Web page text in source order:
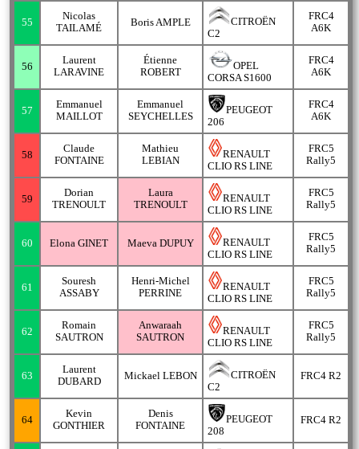
55
Nicolas
TAILAMÉ
Boris AMPLE
CITROËN
C2
FRC4
A6K
56
Laurent
LARAVINE
Étienne
ROBERT
OPEL
CORSA S1600
FRC4
A6K
57
Emmanuel
MAILLOT
Emmanuel
SEYCHELLES
PEUGEOT
206
FRC4
A6K
58
Claude
FONTAINE
Mathieu
LEBIAN
RENAULT
CLIO RS LINE
FRC5
Rally5
59
Dorian
TRENOULT
Laura
TRENOULT
RENAULT
CLIO RS LINE
FRC5
Rally5
60 Elona GINET Maeva DUPUY
RENAULT
CLIO RS LINE
FRC5
Rally5
61
Souresh
ASSABY
Henri-Michel
PERRINE
RENAULT
CLIO RS LINE
FRC5
Rally5
62
Romain
SAUTRON
Anwaraah
SAUTRON
RENAULT
CLIO RS LINE
FRC5
Rally5
63
Laurent
DUBARD
Mickael LEBON
CITROËN
C2
FRC4 R2
64
Kevin
GONTHIER
Denis
FONTAINE
PEUGEOT
208
FRC4 R2